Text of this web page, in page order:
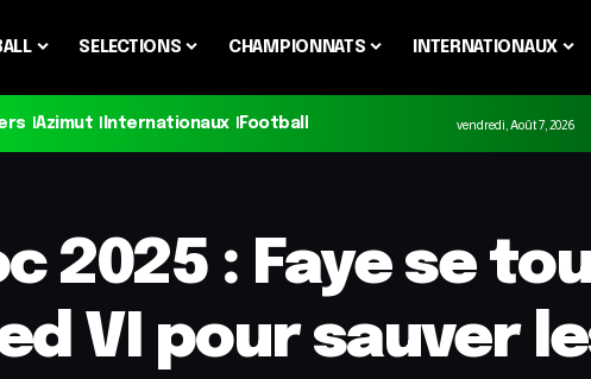
SELECTIONS CHAMPIONNATS INTERNATIONAUX
Azimut Internationaux Football vendredi, Août 7, 2026
2025 : Faye se
VI pour sauver